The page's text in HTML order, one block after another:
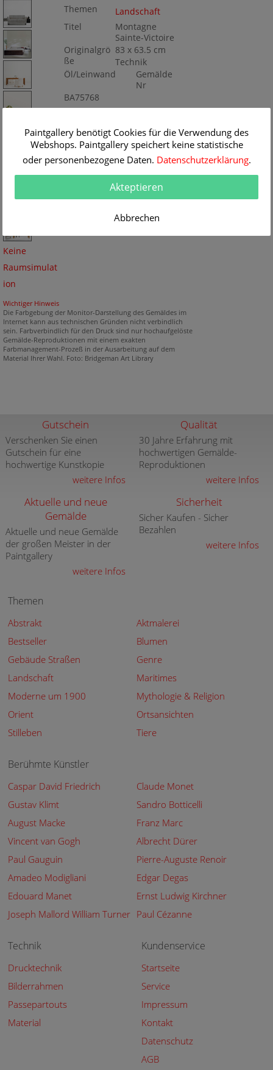
Keine
Raumsimulat
ion
Themen
Landschaft
Titel
Montagne
Sainte-Victoire
Originalgrö
ße
83 x 63.5 cm
Technik
Öl/Leinwand
Gemälde
Nr
BA75768
Wichtiger Hinweis
Die Farbgebung der Monitor-Darstellung des Gemäldes im
Internet kann aus technischen Gründen nicht verbindlich
sein. Farbverbindlich für den Druck sind nur hochaufgelöste
Gemälde-Reproduktionen mit einem exakten
Farbmanagement-Prozeß in der Ausarbeitung auf dem
Material Ihrer Wahl. Foto: Bridgeman Art Library
Gutschein
Verschenken Sie einen
Gutschein für eine
hochwertige Kunstkopie
weitere Infos
Qualität
30 Jahre Erfahrung mit
hochwertigen Gemälde-
Reproduktionen
weitere Infos
Aktuelle und neue
Gemälde
Aktuelle und neue Gemälde
der großen Meister in der
Paintgallery
weitere Infos
Sicherheit
Sicher Kaufen - Sicher
Bezahlen
weitere Infos
Themen
Abstrakt
Aktmalerei
Bestseller
Blumen
Gebäude Straßen
Genre
Landschaft
Maritimes
Moderne um 1900
Mythologie & Religion
Orient
Ortsansichten
Stilleben
Tiere
Berühmte Künstler
Caspar David Friedrich
Claude Monet
Gustav Klimt
Sandro Botticelli
August Macke
Franz Marc
Vincent van Gogh
Albrecht Dürer
Paul Gauguin
Pierre-Auguste Renoir
Amadeo Modigliani
Edgar Degas
Edouard Manet
Ernst Ludwig Kirchner
Joseph Mallord William Turner Paul Cézanne
Technik
Drucktechnik
Bilderrahmen
Passepartouts
Material
Kundenservice
Startseite
Service
Impressum
Kontakt
Datenschutz
AGB
Paintgallery benötigt Cookies für die Verwendung des
Webshops. Paintgallery speichert keine statistische
oder personenbezogene Daten. Datenschutzerklärung.
Akteptieren
Abbrechen